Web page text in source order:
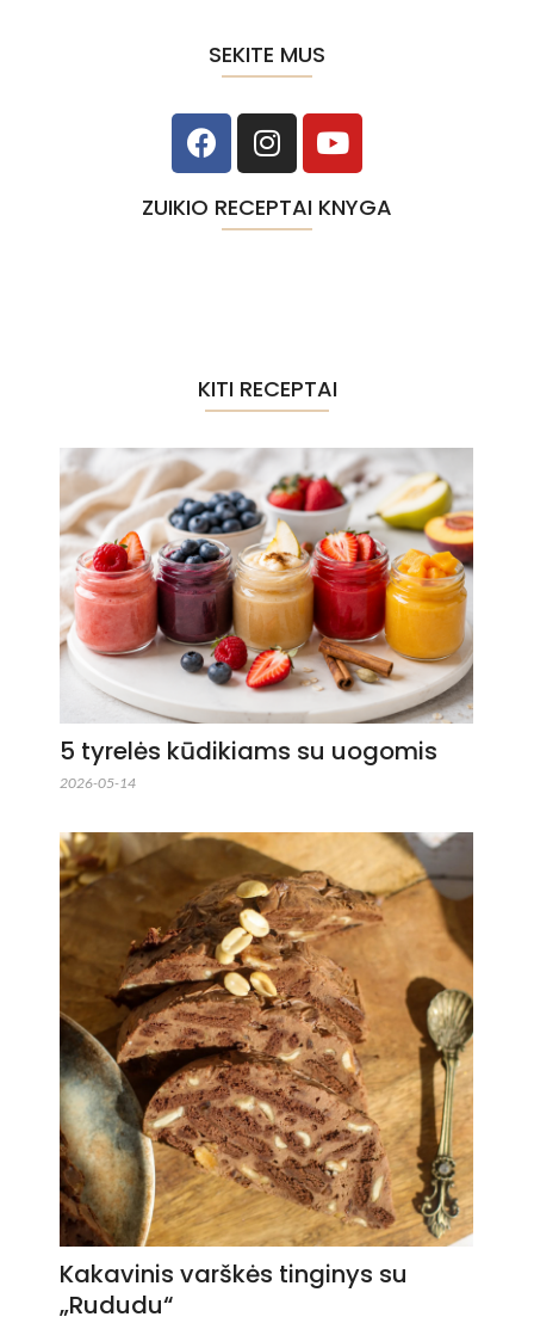
SEKITE MUS
ZUIKIO RECEPTAI KNYGA
KITI RECEPTAI
5 tyrelės kūdikiams su uogomis
2026-05-14
Kakavinis varškės tinginys su
„Rududu“